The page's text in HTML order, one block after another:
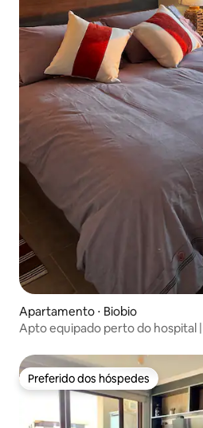
Apartamento ⋅ Biobio
Apto equipado perto do hospital
Preferido dos hóspedes
Preferido dos hóspedes